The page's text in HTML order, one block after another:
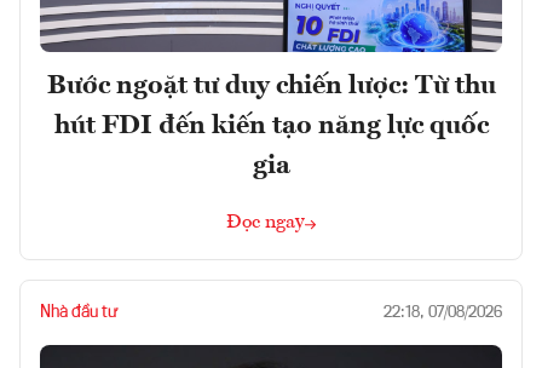
Bước ngoặt tư duy chiến lược: Từ thu
hút FDI đến kiến tạo năng lực quốc
gia
Đọc ngay
Nhà đầu tư 22:18, 07/08/2026